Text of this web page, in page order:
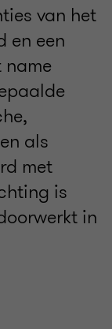
van het
en een
name
als
met
is
in